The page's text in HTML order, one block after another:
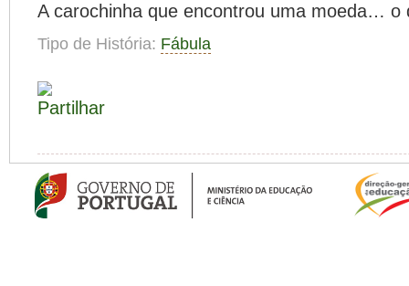
A carochinha que encontrou uma moeda… o
Tipo de História: Fábula